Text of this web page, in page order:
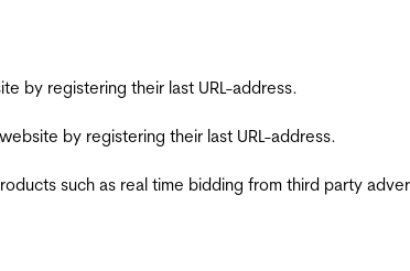
by registering their last URL-address.
by registering their last URL-address.
such as real time bidding from third party